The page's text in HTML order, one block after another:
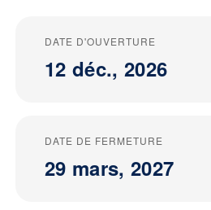
DATE D'OUVERTURE
12 déc., 2026
DATE DE FERMETURE
29 mars, 2027